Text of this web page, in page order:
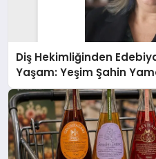
Diş Hekimliğinden
Yaşam: Yeşim Şahin